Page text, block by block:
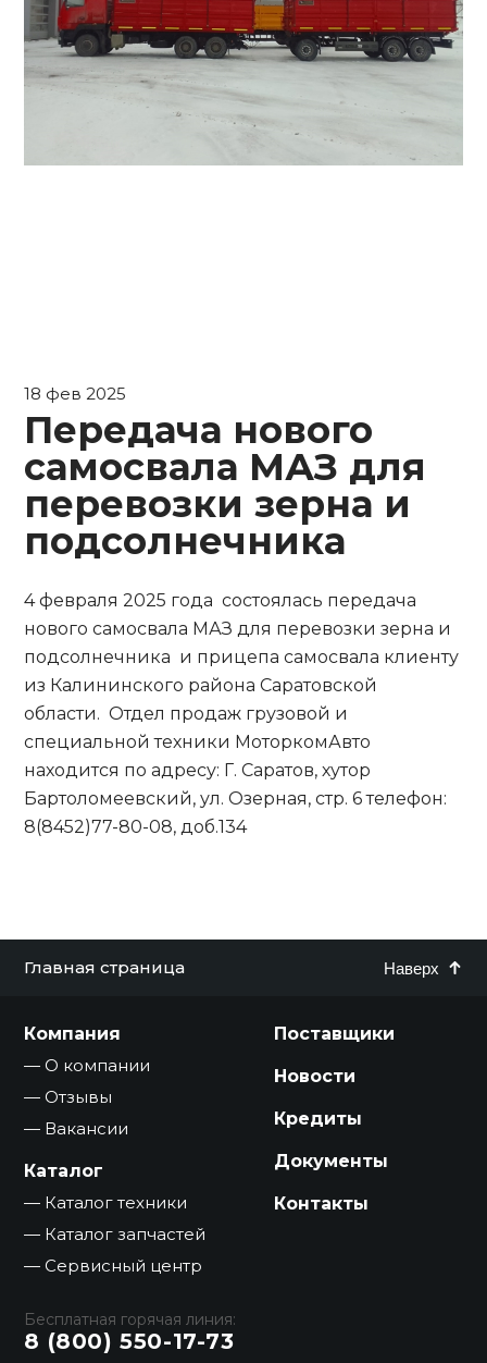
18 фев 2025
Передача нового
самосвала МАЗ для
перевозки зерна и
подсолнечника
4 февраля 2025 года состоялась передача
нового самосвала МАЗ для перевозки зерна и
подсолнечника и прицепа самосвала клиенту
из Калининского района Саратовской
области. Отдел продаж грузовой и
специальной техники МоторкомАвто
находится по адресу: Г. Саратов, хутор
Бартоломеевский, ул. Озерная, стр. 6 телефон:
8(8452)77-80-08, доб.134
Главная страница Наверх
Компания
О компании
Отзывы
Вакансии
Каталог
Каталог техники
Каталог запчастей
Сервисный центр
Поставщики
Новости
Кредиты
Документы
Контакты
Бесплатная горячая линия:
8 (800) 550-17-73